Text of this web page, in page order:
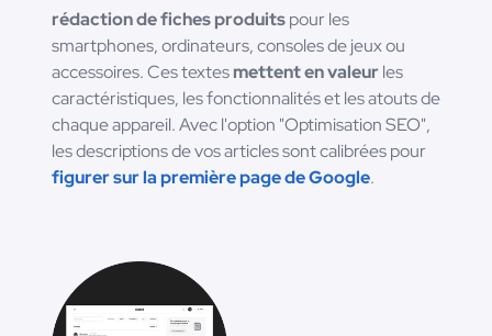
rédaction de fiches produitspour les
smartphones, ordinateurs, consoles de jeux ou
accessoires. Ces textesmettent en valeurles
caractéristiques, les fonctionnalités et les atouts de
chaque appareil. Avec l'option "Optimisation SEO",
les descriptions de vos articles sont calibrées pour
figurer sur la première page de Google.